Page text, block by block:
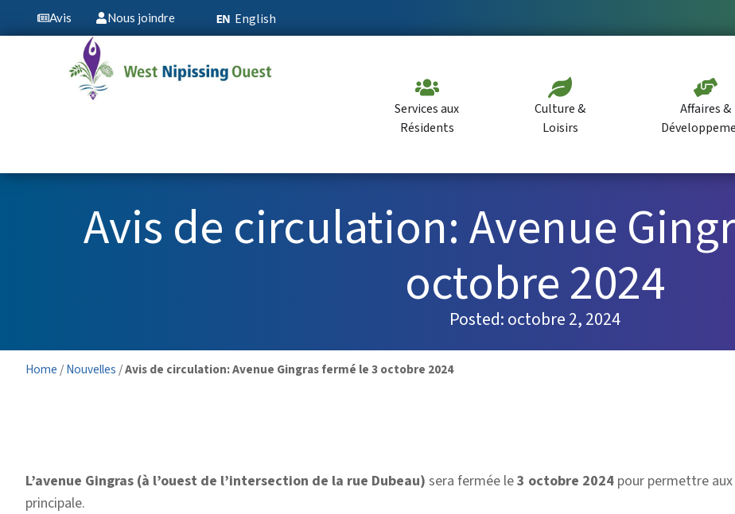
Avis Nous joindre English
Services aux
Résidents
Culture &
Loisirs
Affaires &
Avis de circulation: Avenue
octobre 2024
Posted:octobre 2, 2024
Home /Nouvelles /Avis de circulation: Avenue Gingras fermé le 3 octobre 2024
L’avenue Gingras (à l’ouest de l’intersection de la rue Dubeau) sera fermée le3 octobre 2024 pour permettre
principale.